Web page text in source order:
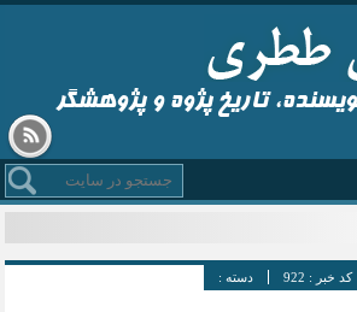
تاریخ پژوه و پژوهشگر
کد خبر : 922 دسته :